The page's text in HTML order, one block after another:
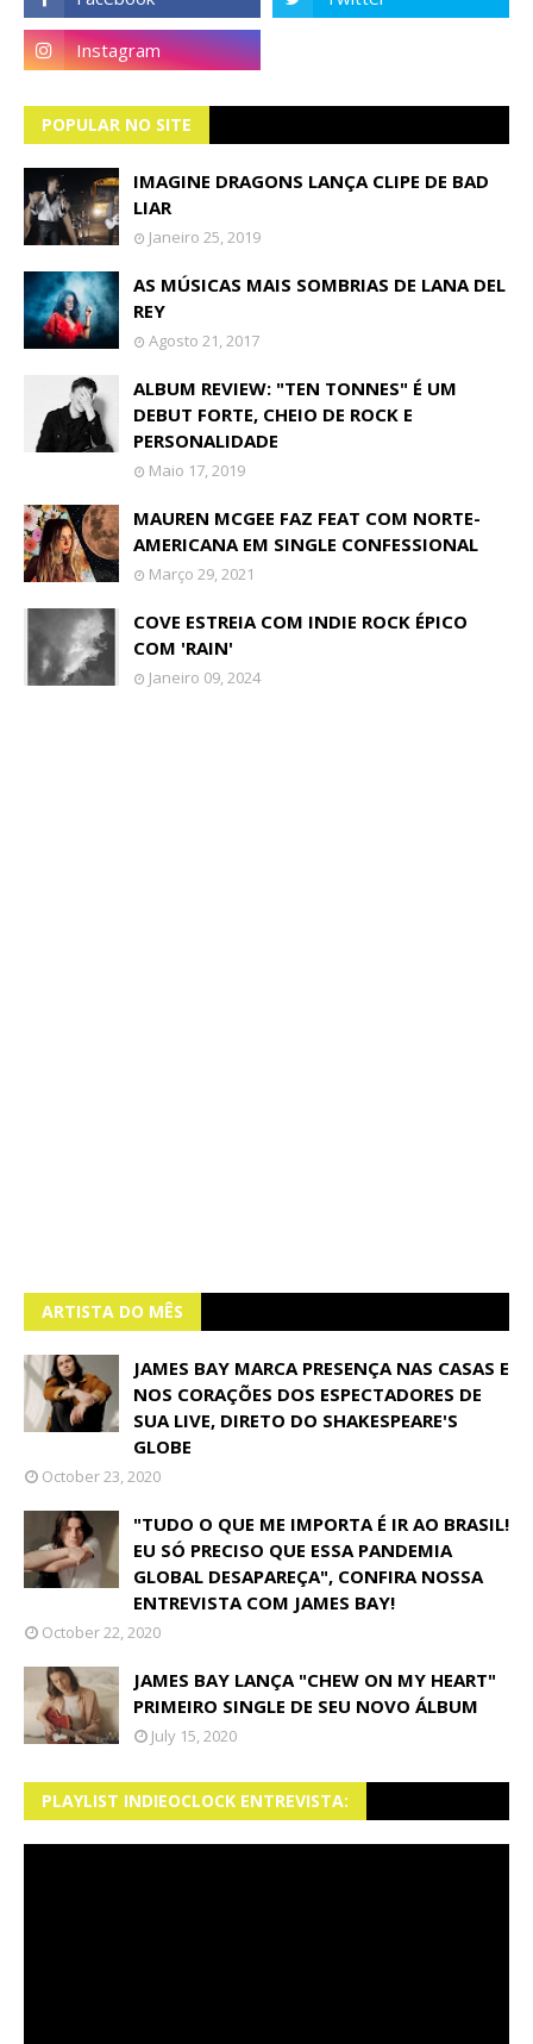
POPULAR NO SITE
IMAGINE DRAGONS LANÇA CLIPE DE BAD
LIAR
Janeiro 25, 2019
AS MÚSICAS MAIS SOMBRIAS DE LANA DEL
REY
Agosto 21, 2017
ALBUM REVIEW: "TEN TONNES" É UM
DEBUT FORTE, CHEIO DE ROCK E
PERSONALIDADE
Maio 17, 2019
MAUREN MCGEE FAZ FEAT COM NORTE-
AMERICANA EM SINGLE CONFESSIONAL
Março 29, 2021
COVE ESTREIA COM INDIE ROCK ÉPICO
COM 'RAIN'
Janeiro 09, 2024
ARTISTA DO MÊS
JAMES BAY MARCA PRESENÇA NAS CASAS E
NOS CORAÇÕES DOS ESPECTADORES DE
SUA LIVE, DIRETO DO SHAKESPEARE'S
GLOBE
October 23, 2020
"TUDO O QUE ME IMPORTA É IR AO BRASIL!
EU SÓ PRECISO QUE ESSA PANDEMIA
GLOBAL DESAPAREÇA", CONFIRA NOSSA
ENTREVISTA COM JAMES BAY!
October 22, 2020
JAMES BAY LANÇA "CHEW ON MY HEART"
PRIMEIRO SINGLE DE SEU NOVO ÁLBUM
July 15, 2020
PLAYLIST INDIEOCLOCK ENTREVISTA: